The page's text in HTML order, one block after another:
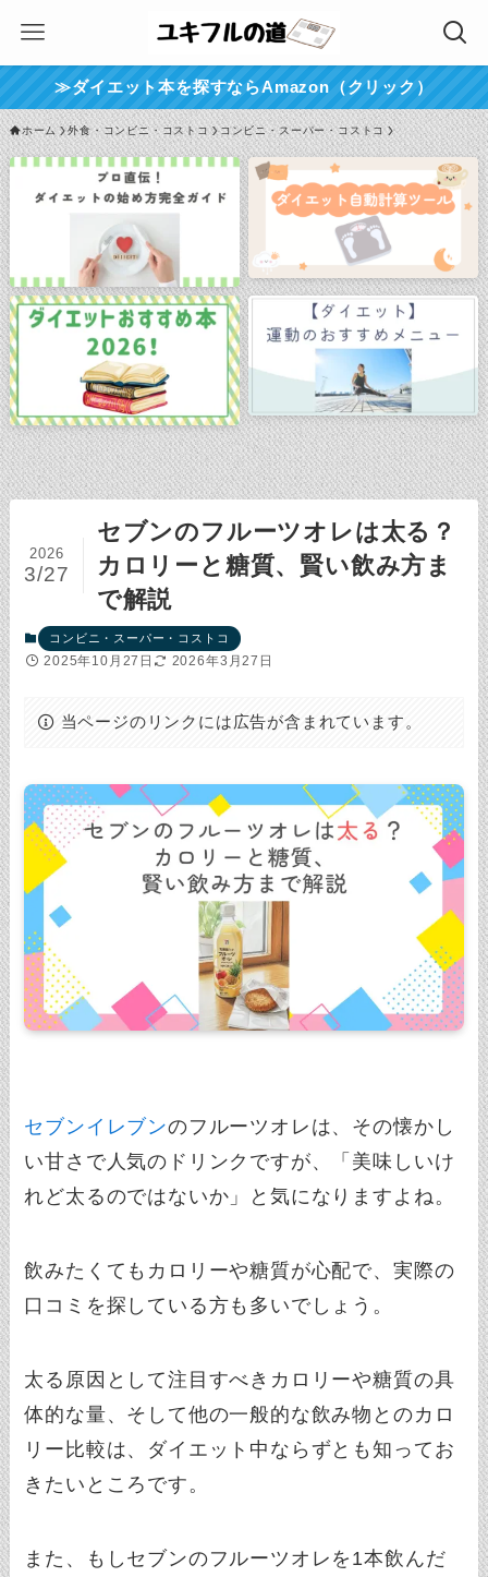
≫ダイエット本を探すならAmazon（クリック）
ホーム 外食・コンビニ・コストコ コンビニ・スーパー・コストコ
セブンのフルーツオレは太る？
カロリーと糖質、賢い飲み方ま
で解説
2026
3/27
コンビニ・スーパー・コストコ
2025年10月27日 2026年3月27日
当ページのリンクには広告が含まれています。
セブンイレブンのフルーツオレは、その懐かし
い甘さで人気のドリンクですが、「美味しいけ
れど太るのではないか」と気になりますよね。
飲みたくてもカロリーや糖質が心配で、実際の
口コミを探している方も多いでしょう。
太る原因として注目すべきカロリーや糖質の具
体的な量、そして他の一般的な飲み物とのカロ
リー比較は、ダイエット中ならずとも知ってお
きたいところです。
また、もしセブンのフルーツオレを1本飲んだ